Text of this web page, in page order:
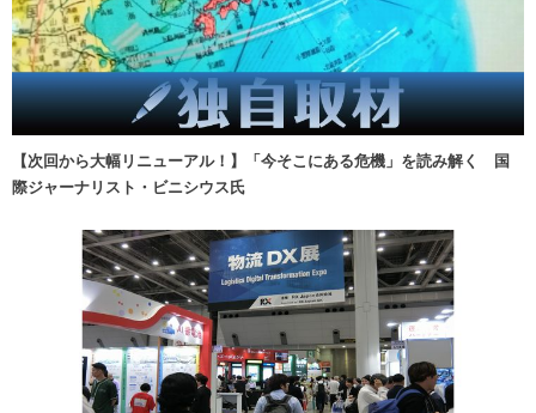
【次回から大幅リニューアル！】「今そこにある危機」を読み解く 国
際ジャーナリスト・ビニシウス氏